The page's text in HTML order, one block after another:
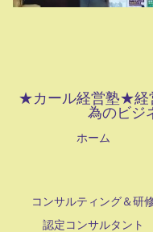
★カール経営塾★経
為のビジ
ホーム
コンサルティング＆研
認定コンサルタント